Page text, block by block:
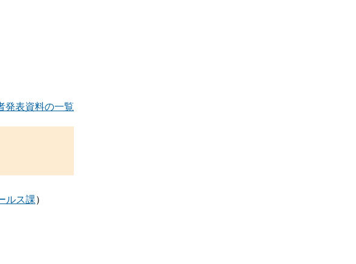
発表資料の一覧
ルス課